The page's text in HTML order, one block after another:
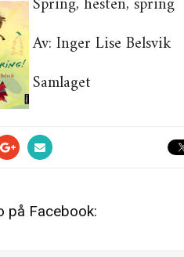
Av: Inger Lise Belsvik
Samlaget
på Facebook: